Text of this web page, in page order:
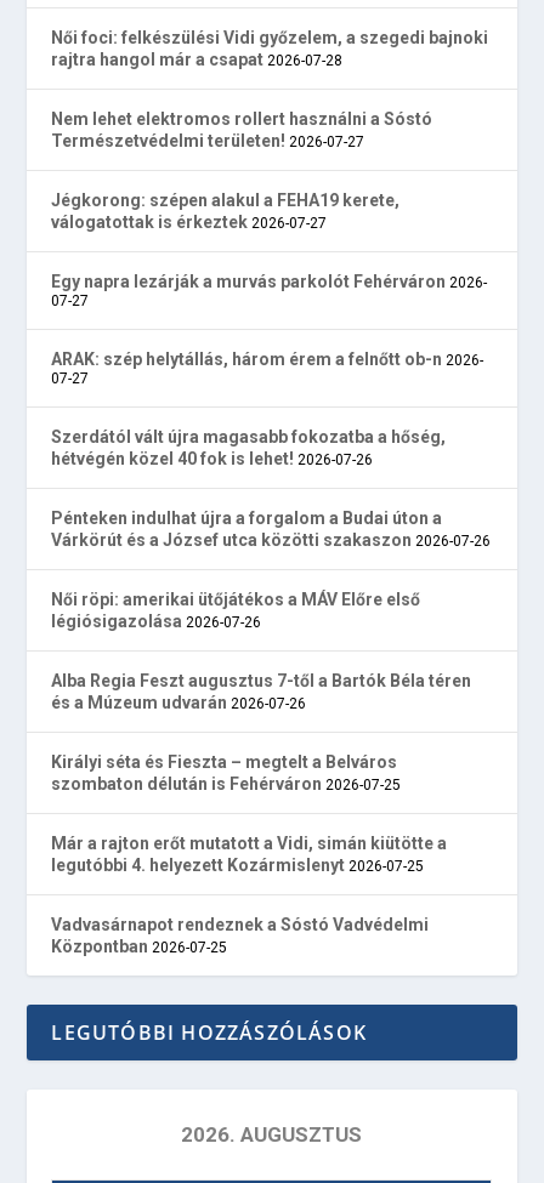
Női foci: felkészülési Vidi győzelem, a szegedi bajnoki
rajtra hangol már a csapat 2026-07-28
Nem lehet elektromos rollert használni a Sóstó
Természetvédelmi területen! 2026-07-27
Jégkorong: szépen alakul a FEHA19 kerete,
válogatottak is érkeztek 2026-07-27
Egy napra lezárják a murvás parkolót Fehérváron 2026-
07-27
ARAK: szép helytállás, három érem a felnőtt ob-n 2026-
07-27
Szerdától vált újra magasabb fokozatba a hőség,
hétvégén közel 40 fok is lehet! 2026-07-26
Pénteken indulhat újra a forgalom a Budai úton a
Várkörút és a József utca közötti szakaszon 2026-07-26
Női röpi: amerikai ütőjátékos a MÁV Előre első
légiósigazolása 2026-07-26
Alba Regia Feszt augusztus 7-től a Bartók Béla téren
és a Múzeum udvarán 2026-07-26
Királyi séta és Fieszta – megtelt a Belváros
szombaton délután is Fehérváron 2026-07-25
Már a rajton erőt mutatott a Vidi, simán kiütötte a
legutóbbi 4. helyezett Kozármislenyt 2026-07-25
Vadvasárnapot rendeznek a Sóstó Vadvédelmi
Központban 2026-07-25
LEGUTÓBBI HOZZÁSZÓLÁSOK
2026. AUGUSZTUS